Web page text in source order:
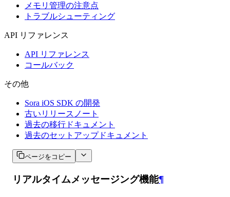
メモリ管理の注意点
トラブルシューティング
API リファレンス
API リファレンス
コールバック
その他
Sora iOS SDK の開発
古いリリースノート
過去の移行ドキュメント
過去のセットアップドキュメント
ページをコピー
リアルタイムメッセージング機能¶